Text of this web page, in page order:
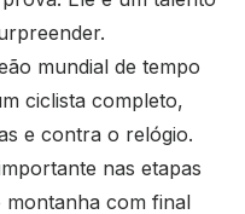
mundial de tempo
ciclista completo,
e contra o relógio.
nas etapas
montanha com final